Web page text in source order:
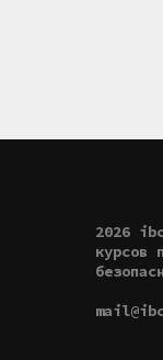
2026
курсов